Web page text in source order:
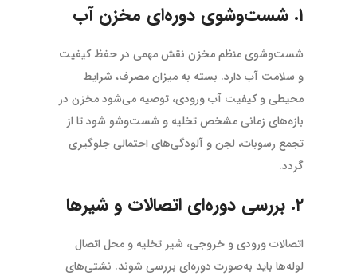
۱. شست‌وشوی دوره‌ای مخزن آب
شست‌وشوی منظم مخزن نقش مهمی در حفظ کیفیت
و سلامت آب دارد. بسته به میزان مصرف، شرایط
محیطی و کیفیت آب ورودی، توصیه می‌شود مخزن در
بازه‌های زمانی مشخص تخلیه و شست‌وشو شود تا از
تجمع رسوبات، لجن و آلودگی‌های احتمالی جلوگیری
گردد.
۲. بررسی دوره‌ای اتصالات و شیرها
اتصالات ورودی و خروجی، شیر تخلیه و محل اتصال
لوله‌ها باید به‌صورت دوره‌ای بررسی شوند. نشتی‌های